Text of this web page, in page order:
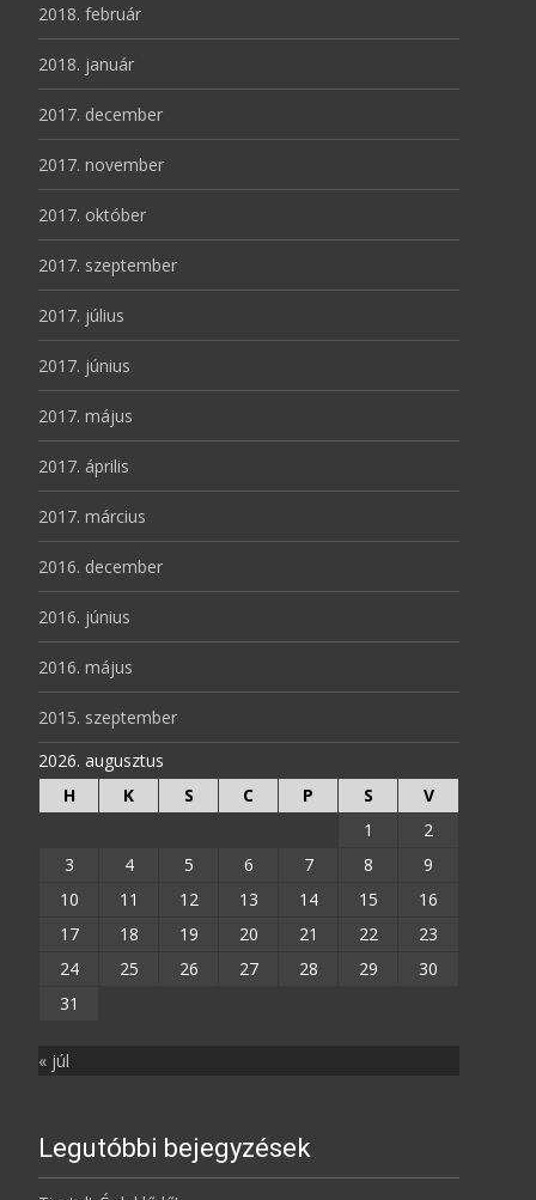
2018. február
2018. január
2017. december
2017. november
2017. október
2017. szeptember
2017. július
2017. június
2017. május
2017. április
2017. március
2016. december
2016. június
2016. május
2015. szeptember
2026. augusztus
H
K S C P S
V
1
2
3
4 5 6 7 8
9
10
11 12 13 14 15
16
17
18 19 20 21 22
23
24
25 26 27 28 29
30
31
« júl
Legutóbbi bejegyzések